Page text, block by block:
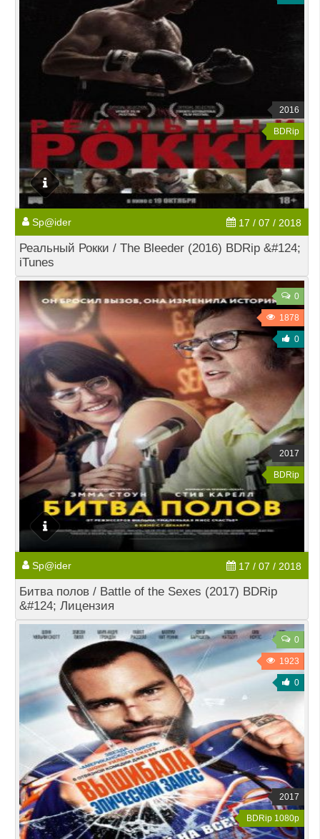
2016
BDRip
Sp@ider 17 / 07 / 2018
Реальный Рокки / The Bleeder (2016) BDRip &#124;
iTunes
0
1878
0
2017
BDRip
Sp@ider 17 / 07 / 2018
Битва полов / Battle of the Sexes (2017) BDRip
&#124; Лицензия
0
1923
0
2017
BDRip 1080p